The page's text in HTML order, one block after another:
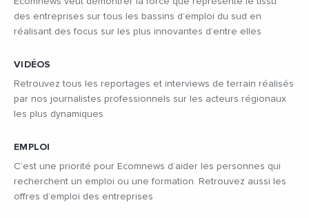
des entreprises sur tous les bassins d’emploi du sud en
réalisant des focus sur les plus innovantes d’entre elles
VIDÉOS
Retrouvez tous les reportages et interviews de terrain réalisés
par nos journalistes professionnels sur les acteurs régionaux
les plus dynamiques
EMPLOI
C’est une priorité pour Ecomnews d’aider les personnes qui
recherchent un emploi ou une formation. Retrouvez aussi les
offres d’emploi des entreprises